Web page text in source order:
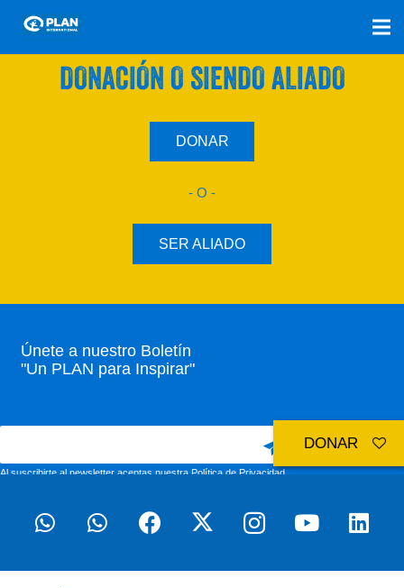
SÚMATE A NUESTRO PLAN CON UNA
DONACIÓN O SIENDO ALIADO
DONAR
- O -
SER ALIADO
Únete a nuestro Boletín
"Un PLAN para Inspirar"
Al suscribirte al newsletter aceptas nuestraPolítica de Privacidad
DONAR